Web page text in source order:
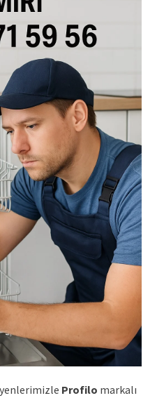
Profilo markalı